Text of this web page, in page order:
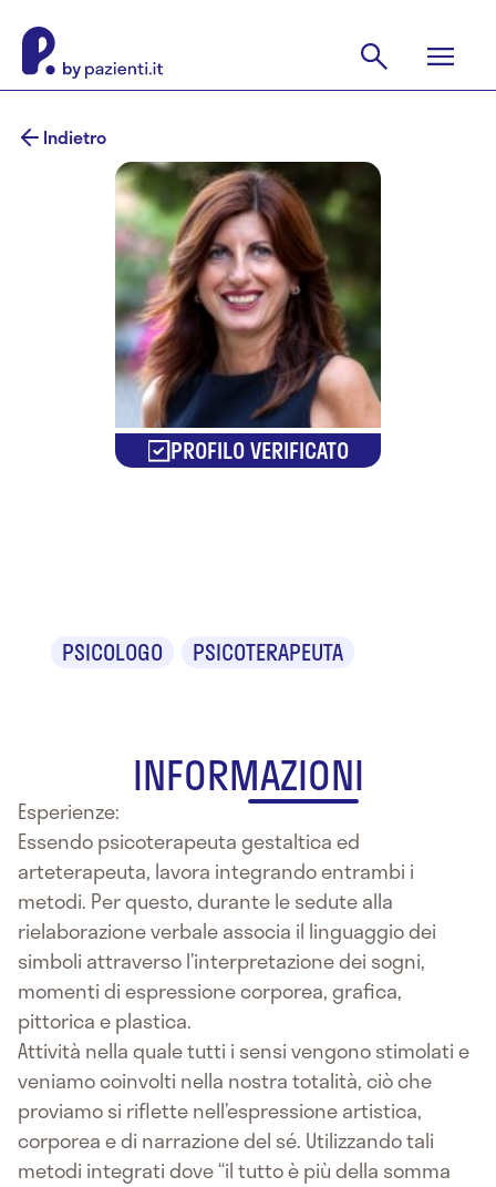
Indietro
PROFILO VERIFICATO
PSICOLOGO PSICOTERAPEUTA
INFORMAZIONI
Esperienze:
Essendo psicoterapeuta gestaltica ed
arteterapeuta, lavora integrando entrambi i
metodi. Per questo, durante le sedute alla
rielaborazione verbale associa il linguaggio dei
simboli attraverso l’interpretazione dei sogni,
momenti di espressione corporea, grafica,
pittorica e plastica.
Attività nella quale tutti i sensi vengono stimolati e
veniamo coinvolti nella nostra totalità, ciò che
proviamo si riflette nell’espressione artistica,
corporea e di narrazione del sé. Utilizzando tali
metodi integrati dove “il tutto è più della somma